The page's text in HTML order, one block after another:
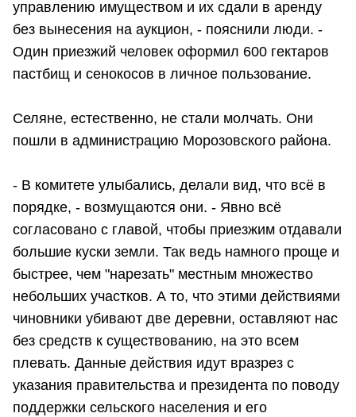
управлению имуществом и их сдали в аренду
без вынесения на аукцион, - пояснили люди. -
Один приезжий человек оформил 600 гектаров
пастбищ и сенокосов в личное пользование.
Селяне, естественно, не стали молчать. Они
пошли в администрацию Морозовского района.
- В комитете улыбались, делали вид, что всё в
порядке, - возмущаются они. - Явно всё
согласовано с главой, чтобы приезжим отдавали
большие куски земли. Так ведь намного проще и
быстрее, чем "нарезать" местным множество
небольших участков. А то, что этими действиями
чиновники убивают две деревни, оставляют нас
без средств к существованию, на это всем
плевать. Данные действия идут вразрез с
указания правительства и президента по поводу
поддержки сельского населения и его